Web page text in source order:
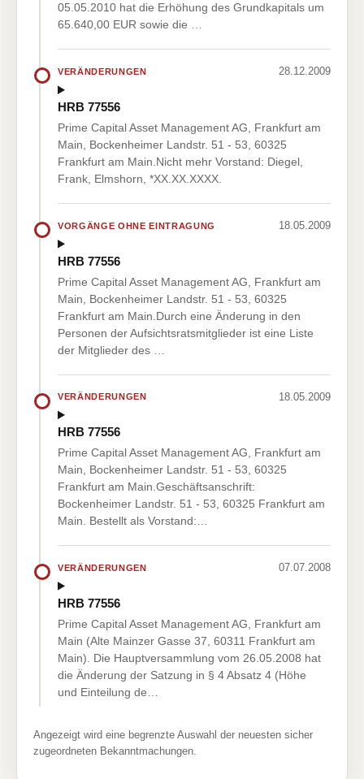
05.05.2010 hat die Erhöhung des Grundkapitals um
65.640,00 EUR sowie die …
VERÄNDERUNGEN 28.12.2009
HRB 77556
Prime Capital Asset Management AG, Frankfurt am
Main, Bockenheimer Landstr. 51 - 53, 60325
Frankfurt am Main.Nicht mehr Vorstand: Diegel,
Frank, Elmshorn, *XX.XX.XXXX.
VORGÄNGE OHNE EINTRAGUNG 18.05.2009
HRB 77556
Prime Capital Asset Management AG, Frankfurt am
Main, Bockenheimer Landstr. 51 - 53, 60325
Frankfurt am Main.Durch eine Änderung in den
Personen der Aufsichtsratsmitglieder ist eine Liste
der Mitglieder des …
VERÄNDERUNGEN 18.05.2009
HRB 77556
Prime Capital Asset Management AG, Frankfurt am
Main, Bockenheimer Landstr. 51 - 53, 60325
Frankfurt am Main.Geschäftsanschrift:
Bockenheimer Landstr. 51 - 53, 60325 Frankfurt am
Main. Bestellt als Vorstand:…
VERÄNDERUNGEN 07.07.2008
HRB 77556
Prime Capital Asset Management AG, Frankfurt am
Main (Alte Mainzer Gasse 37, 60311 Frankfurt am
Main). Die Hauptversammlung vom 26.05.2008 hat
die Änderung der Satzung in § 4 Absatz 4 (Höhe
und Einteilung de…
Angezeigt wird eine begrenzte Auswahl der neuesten sicher
zugeordneten Bekanntmachungen.